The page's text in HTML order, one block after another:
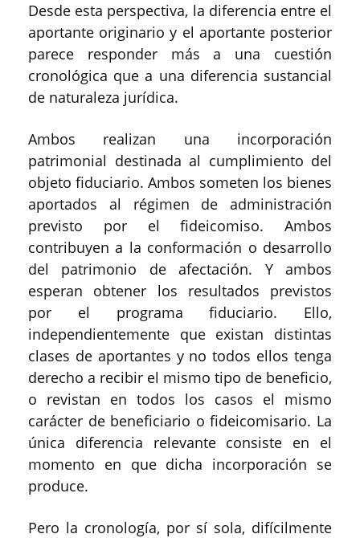
Desde esta perspectiva, la diferencia entre el
aportante originario y el aportante posterior
parece responder más a una cuestión
cronológica que a una diferencia sustancial
de naturaleza jurídica.
Ambos realizan una incorporación
patrimonial destinada al cumplimiento del
objeto fiduciario. Ambos someten los bienes
aportados al régimen de administración
previsto por el fideicomiso. Ambos
contribuyen a la conformación o desarrollo
del patrimonio de afectación. Y ambos
esperan obtener los resultados previstos
por el programa fiduciario. Ello,
independientemente que existan distintas
clases de aportantes y no todos ellos tenga
derecho a recibir el mismo tipo de beneficio,
o revistan en todos los casos el mismo
carácter de beneficiario o fideicomisario. La
única diferencia relevante consiste en el
momento en que dicha incorporación se
produce.
Pero la cronología, por sí sola, difícilmente